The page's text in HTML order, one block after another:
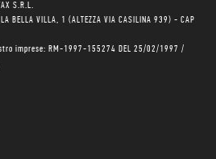
S.R.L.
BELLA VILLA, 1 (ALTEZZA VIA CASILINA 939) - CAP
imprese: RM-1997-155274 DEL 25/02/1997 /